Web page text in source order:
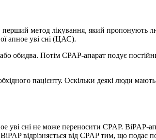
метод лікування, який пропонують
апное уві сні (ЦАС).
обидва. Потім CPAP-апарат подує
пацієнту. Оскільки деякі люди
уві сні не може переносити CPAP. BiPAP-
відрізняється від CPAP тим, що подає